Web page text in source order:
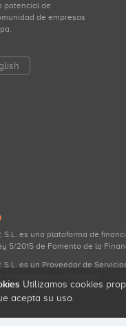
potencial de
de empresas
S.L. es una plataforma de
5/2015 de Fomento de la
S.L. es un Proveedor de
Utilizamos cookies
acepta su uso.